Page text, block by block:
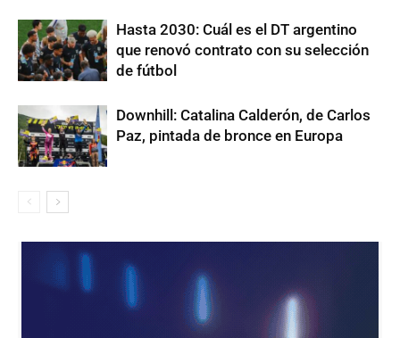
Hasta 2030: Cuál es el DT argentino
que renovó contrato con su selección
de fútbol
Downhill: Catalina Calderón, de Carlos
Paz, pintada de bronce en Europa